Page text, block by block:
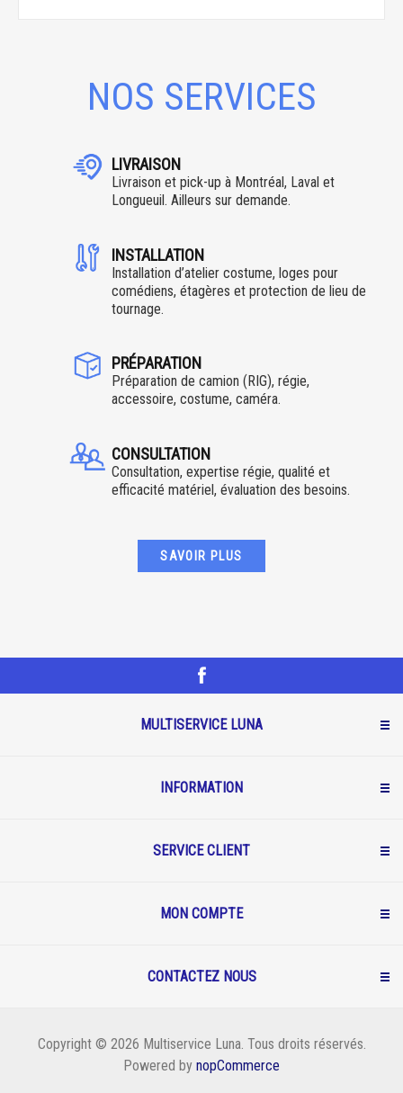
NOS SERVICES
LIVRAISON
Livraison et pick-up à Montréal, Laval et
Longueuil. Ailleurs sur demande.
INSTALLATION
Installation d’atelier costume, loges pour
comédiens, étagères et protection de lieu de
tournage.
PRÉPARATION
Préparation de camion (RIG), régie,
accessoire, costume, caméra.
CONSULTATION
Consultation, expertise régie, qualité et
efficacité matériel, évaluation des besoins.
SAVOIR PLUS
MULTISERVICE LUNA
INFORMATION
SERVICE CLIENT
MON COMPTE
CONTACTEZ NOUS
Copyright © 2026 Multiservice Luna. Tous droits réservés.
Powered by nopCommerce